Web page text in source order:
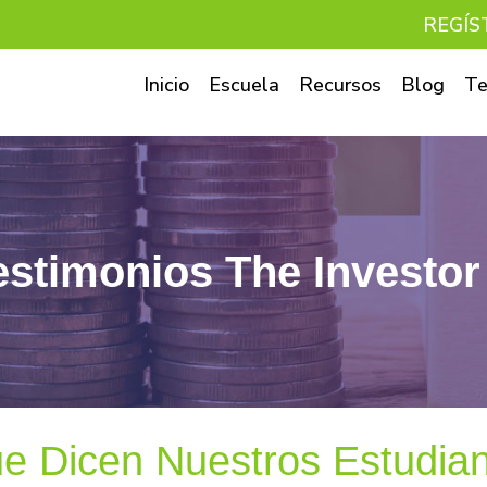
Inicio Escuela Recursos Blog
The
Dicen Nuestros